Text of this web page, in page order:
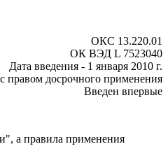
ОКС 13.220.01
ОК ВЭД L 7523040
Дата введения - 1 января 2010 г.
с правом досрочного применения
Введен впервые
а правила применения